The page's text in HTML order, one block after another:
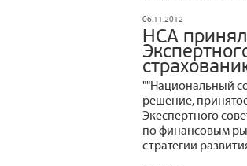
06.11.2012
НСА
""Национальный
решение,
Экеспертного
по финансовым
стратегии